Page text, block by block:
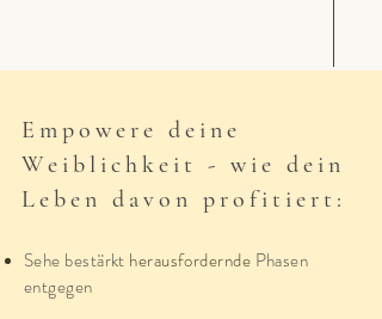
Empowere deine
Weiblichkeit - wie dein
Leben davon profitiert:
Sehe bestärkt herausfordernde Phasen
entgegen